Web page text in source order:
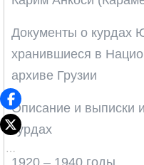
Документы о курдах
хранившиеся в
архиве Грузии
Описание и выписки
курдах
1920 – 1940 годы